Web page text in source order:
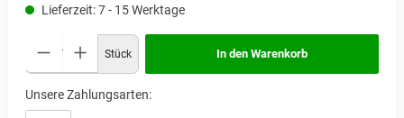
Lieferzeit: 7 - 15 Werktage
Stück In den Warenkorb
Unsere Zahlungsarten: